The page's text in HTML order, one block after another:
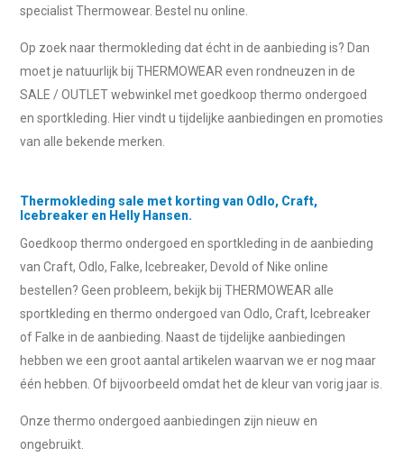
specialist Thermowear. Bestel nu online.
Op zoek naar thermokleding dat écht in de aanbieding is? Dan
moet je natuurlijk bij THERMOWEAR even rondneuzen in de
SALE / OUTLET webwinkel met goedkoop thermo ondergoed
en sportkleding. Hier vindt u tijdelijke aanbiedingen en promoties
van alle bekende merken.
Thermokleding sale met korting van Odlo, Craft,
Icebreaker en Helly Hansen.
Goedkoop thermo ondergoed en sportkleding in de aanbieding
van Craft, Odlo, Falke, Icebreaker, Devold of Nike online
bestellen? Geen probleem, bekijk bij THERMOWEAR alle
sportkleding en thermo ondergoed van Odlo, Craft, Icebreaker
of Falke in de aanbieding. Naast de tijdelijke aanbiedingen
hebben we een groot aantal artikelen waarvan we er nog maar
één hebben. Of bijvoorbeeld omdat het de kleur van vorig jaar is.
Onze thermo ondergoed aanbiedingen zijn nieuw en
ongebruikt.